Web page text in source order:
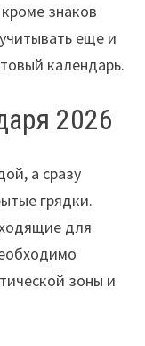
знаков
еще и
календарь.
2026
а сразу
грядки.
для
зоны и